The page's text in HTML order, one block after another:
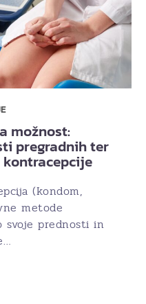
možnost:
pregradnih ter
(kondom,
metode
svoje prednosti in